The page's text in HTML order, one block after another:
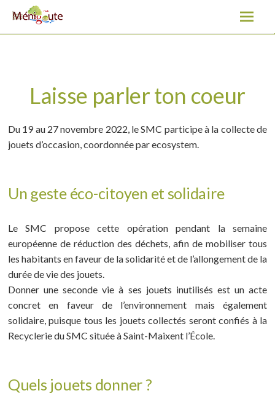
Laisse parler ton coeur
l
u
o
n
n
Laisse parler ton coeur
Du 19 au 27 novembre 2022, le SMC participe à la collecte de
jouets d’occasion, coordonnée par ecosystem.
Un geste éco-citoyen et solidaire
Le SMC propose cette opération pendant la semaine
européenne de réduction des déchets, afin de mobiliser tous
les habitants en faveur de la solidarité et de l’allongement de la
durée de vie des jouets.
Donner une seconde vie à ses jouets inutilisés est un acte
concret en faveur de l’environnement mais également
solidaire, puisque tous les jouets collectés seront confiés à la
Recyclerie du SMC située à Saint-Maixent l’École.
Quels jouets donner ?